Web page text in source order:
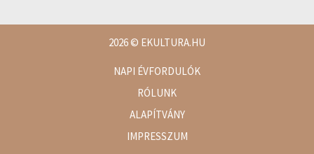
2026© EKULTURA.HU
NAPI ÉVFORDULÓK
RÓLUNK
ALAPÍTVÁNY
IMPRESSZUM